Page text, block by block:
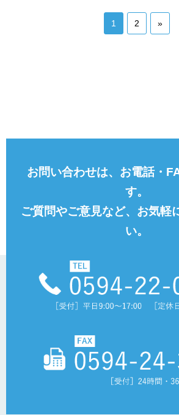
1 2 »
お問い合わせは、お電話・
す。
ご質問やご意見など、お気軽
い。